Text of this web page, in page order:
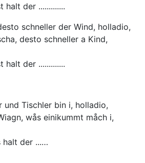
halt der .............
schneller der Wind, holladio,
desto schneller a Kind,
halt der .............
und Tischler bin i, holladio,
wås einikummt måch i,
halt der ...…